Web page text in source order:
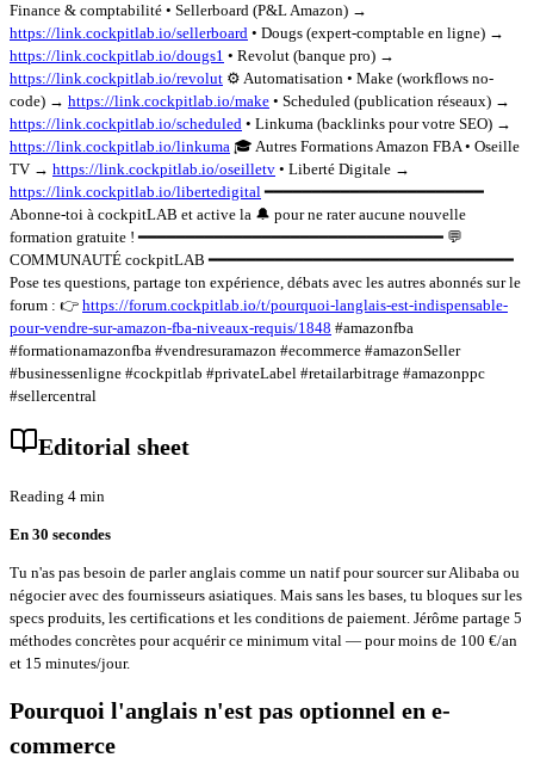
Finance & comptabilité • Sellerboard (P&L Amazon) →
https://link.cockpitlab.io/sellerboard • Dougs (expert-comptable en ligne) →
https://link.cockpitlab.io/dougs1 • Revolut (banque pro) →
https://link.cockpitlab.io/revolut ⚙️ Automatisation • Make (workflows no-
code) → https://link.cockpitlab.io/make • Scheduled (publication réseaux) →
https://link.cockpitlab.io/scheduled • Linkuma (backlinks pour votre SEO) →
https://link.cockpitlab.io/linkuma 🎓 Autres Formations Amazon FBA • Oseille
TV → https://link.cockpitlab.io/oseilletv • Liberté Digitale →
https://link.cockpitlab.io/libertedigital━━━━━━━━━━━━━━━━━━━━━━━
Abonne-toi à cockpitLAB et active la 🔔 pour ne rater aucune nouvelle
formation gratuite ! ━━━━━━━━━━━━━━━━━━━━━━━━━━━━━━━━ 💬
COMMUNAUTÉ cockpitLAB ━━━━━━━━━━━━━━━━━━━━━━━━━━━━━━━━
Pose tes questions, partage ton expérience, débats avec les autres abonnés sur le
forum : 👉 https://forum.cockpitlab.io/t/pourquoi-langlais-est-indispensable-
pour-vendre-sur-amazon-fba-niveaux-requis/1848 #amazonfba
#formationamazonfba #vendresuramazon #ecommerce #amazonSeller
#businessenligne #cockpitlab #privateLabel #retailarbitrage #amazonppc
#sellercentral
Editorial sheet
Reading 4 min
En 30 secondes
Tu n'as pas besoin de parler anglais comme un natif pour sourcer sur Alibaba ou
négocier avec des fournisseurs asiatiques. Mais sans les bases, tu bloques sur les
specs produits, les certifications et les conditions de paiement. Jérôme partage 5
méthodes concrètes pour acquérir ce minimum vital — pour moins de 100 €/an
et 15 minutes/jour.
Pourquoi l'anglais n'est pas optionnel en e-
commerce